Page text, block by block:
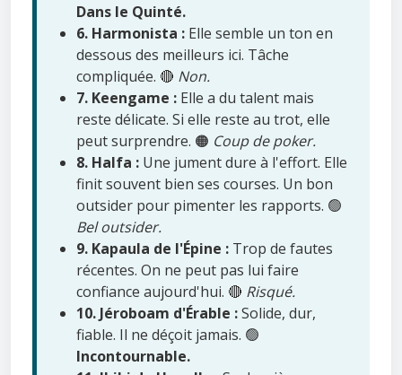
Dans le Quinté.
6. Harmonista : Elle semble un ton en
dessous des meilleurs ici. Tâche
compliquée. 🔴 Non.
7. Keengame : Elle a du talent mais
reste délicate. Si elle reste au trot, elle
peut surprendre. 🟠 Coup de poker.
8. Halfa : Une jument dure à l'effort. Elle
finit souvent bien ses courses. Un bon
outsider pour pimenter les rapports. 🟢
Bel outsider.
9. Kapaula de l'Épine : Trop de fautes
récentes. On ne peut pas lui faire
confiance aujourd'hui. 🔴 Risqué.
10. Jéroboam d'Érable :Solide, dur,
fiable. Il ne déçoit jamais. 🟢
Incontournable.